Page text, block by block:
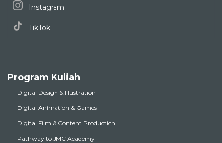
Instagram
TikTok
Program Kuliah
Digital Design & Illustration
Digital Animation & Games
Digital Film & Content Production
Pathway to JMC Academy